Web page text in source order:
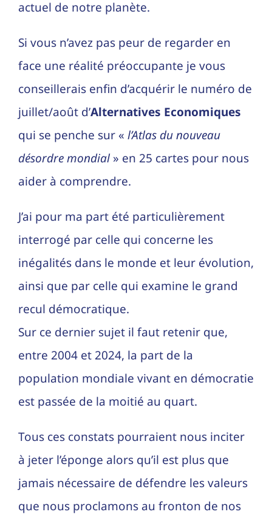
actuel de notre planète.
Si vous n’avez pas peur de regarder en
face une réalité préoccupante je vous
conseillerais enfin d’acquérir le numéro de
juillet/août d’Alternatives Economiques
qui se penche sur « l’Atlas du nouveau
désordre mondial» en 25 cartes pour nous
aider à comprendre.
J’ai pour ma part été particulièrement
interrogé par celle qui concerne les
inégalités dans le monde et leur évolution,
ainsi que par celle qui examine le grand
recul démocratique.
Sur ce dernier sujet il faut retenir que,
entre 2004 et 2024, la part de la
population mondiale vivant en démocratie
est passée de la moitié au quart.
Tous ces constats pourraient nous inciter
à jeter l’éponge alors qu’il est plus que
jamais nécessaire de défendre les valeurs
que nous proclamons au fronton de nos